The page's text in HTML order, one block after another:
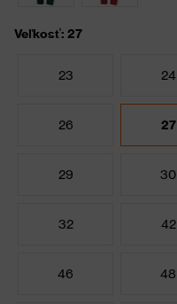
Veľkosť: 27
23 24
26 27
29 30
32 42
46 48